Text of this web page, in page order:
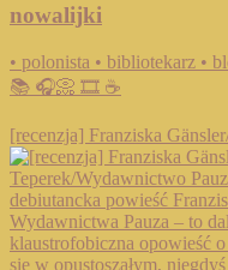
nowalijki
• polonista • bibliotekarz •
📚 🎧📀 🎞️ ☕️
[recenzja] Franziska